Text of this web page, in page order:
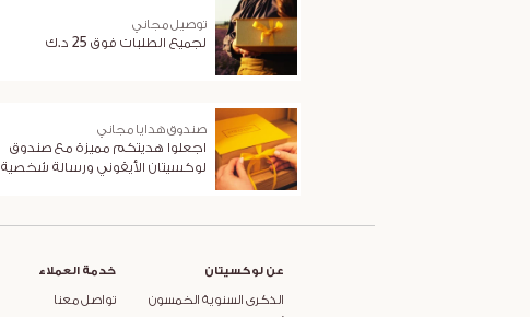
توصيل مجاني
لجميع الطلبات فوق 25 د.ك
صندوق هدايا مجاني
اجعلوا هديتكم مميزة مع صندوق
لوكسيتان الأيقوني ورسالة شخصية
عن لوكسيتان
الذكرى السنوية الخمسون
خدمة العملاء
تواصل معنا